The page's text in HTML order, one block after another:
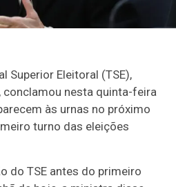
Superior Eleitoral (TSE),
conclamou nesta quinta-feira
às urnas no próximo
turno das eleições
do TSE antes do primeiro